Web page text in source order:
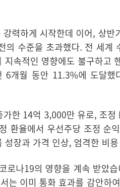
력하게 시작한데 이어, 상반
의 수준을 초과했다. 전 세계
지속적인 영향에도 불구하고
6개월 동안 11.3%에 도달했
가한 14억 3,000만 유로, 조정
환율에서 우선주당 조정 순
성장과 가격 인상, 엄격한 비
로나19의 영향을 계속 받았
는 이미 통화 효과를 감안하여